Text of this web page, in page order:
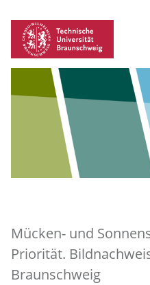
Mücken- und
Priorität.
Braunschweig